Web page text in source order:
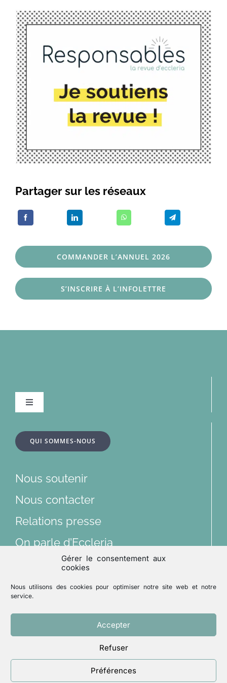
Gérer le consentement aux
cookies
Nous utilisons des cookies pour optimiser notre site web et notre
service.
Accepter
Refuser
Préférences
Partager sur les réseaux
COMMANDER L’ANNUEL 2026
S’INSCRIRE À L’INFOLETTRE
Navigation
Articles
Archives
QUI SOMMES-NOUS
Nous soutenir
Nous contacter
Relations presse
On parle d’Eccleria
Nous suivre sur les réseaux sociaux
Mentions légales
Politique de confidentialité
Un site réalisé parACCK